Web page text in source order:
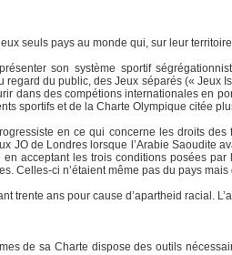
seuls pays au monde qui, sur leur
son système sportif
du public, des Jeux séparés (« Jeux
dans des compétions internationales en
sportifs et de la Charte Olympique citée
en ce qui concerne les droits
JO de Londres lorsque l’Arabie Saoudite
acceptant les trois conditions posées
Celles-ci n’étaient même pas du pays
trente ans pour cause d’apartheid racial.
de sa Charte dispose des outils